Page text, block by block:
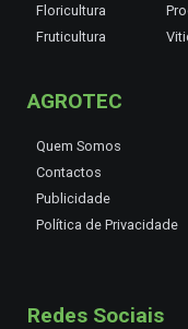
Floricultura
Fruticultura
AGROTEC
Quem Somos
Contactos
Publicidade
Política de Privacidade
Redes Sociais